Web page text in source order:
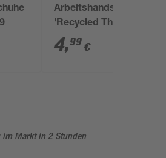
Arbeitshandschuh
'Recycled Thermo'
schwarz/weiß/grau
Größe 10/XL
4,99 €
im Markt in 2 Stunden